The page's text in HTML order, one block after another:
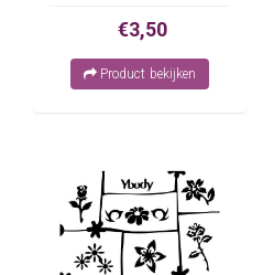
€3,50
Product bekijken